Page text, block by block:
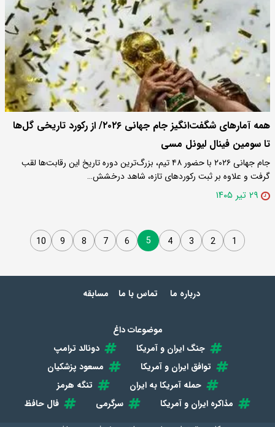
همه آمارهای شگفت‌انگیز جام جهانی ۲۰۲۶/ از رکورد تاریخی گل‌ها
تا سومین فینال لیونل مسی
جام جهانی ۲۰۲۶ با حضور ۴۸ تیم، بزرگ‌ترین دوره تاریخ این رقابت‌ها لقب
گرفت و علاوه بر ثبت رکوردهای تازه، شاهد درخشش…
۲۹ تیر ۱۴۰۵
1
2
3
4
5
6
7
8
9
10
درباره ما تماس با ما مسابقه
موضوعات داغ
جنگ ایران و آمریکا
دونالد ترامپ
توافق ایران و آمریکا
مسعود پزشکیان
حمله آمریکا به ایران
تنگه هرمز
مذاکره ایران و آمریکا
سرگرمی
فال حافظ